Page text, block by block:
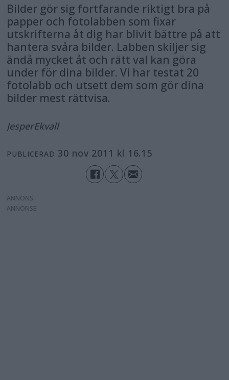
Bilder gör sig fortfarande riktigt bra på
papper och fotolabben som fixar
utskrifterna åt dig har blivit bättre på att
hantera svåra bilder. Labben skiljer sig
ändå mycket åt och rätt val kan göra
under för dina bilder. Vi har testat 20
fotolabb och utsett dem som gör dina
bilder mest rättvisa.
JesperEkvall
PUBLICERAD 30 nov 2011 kl 16.15
ANNONS